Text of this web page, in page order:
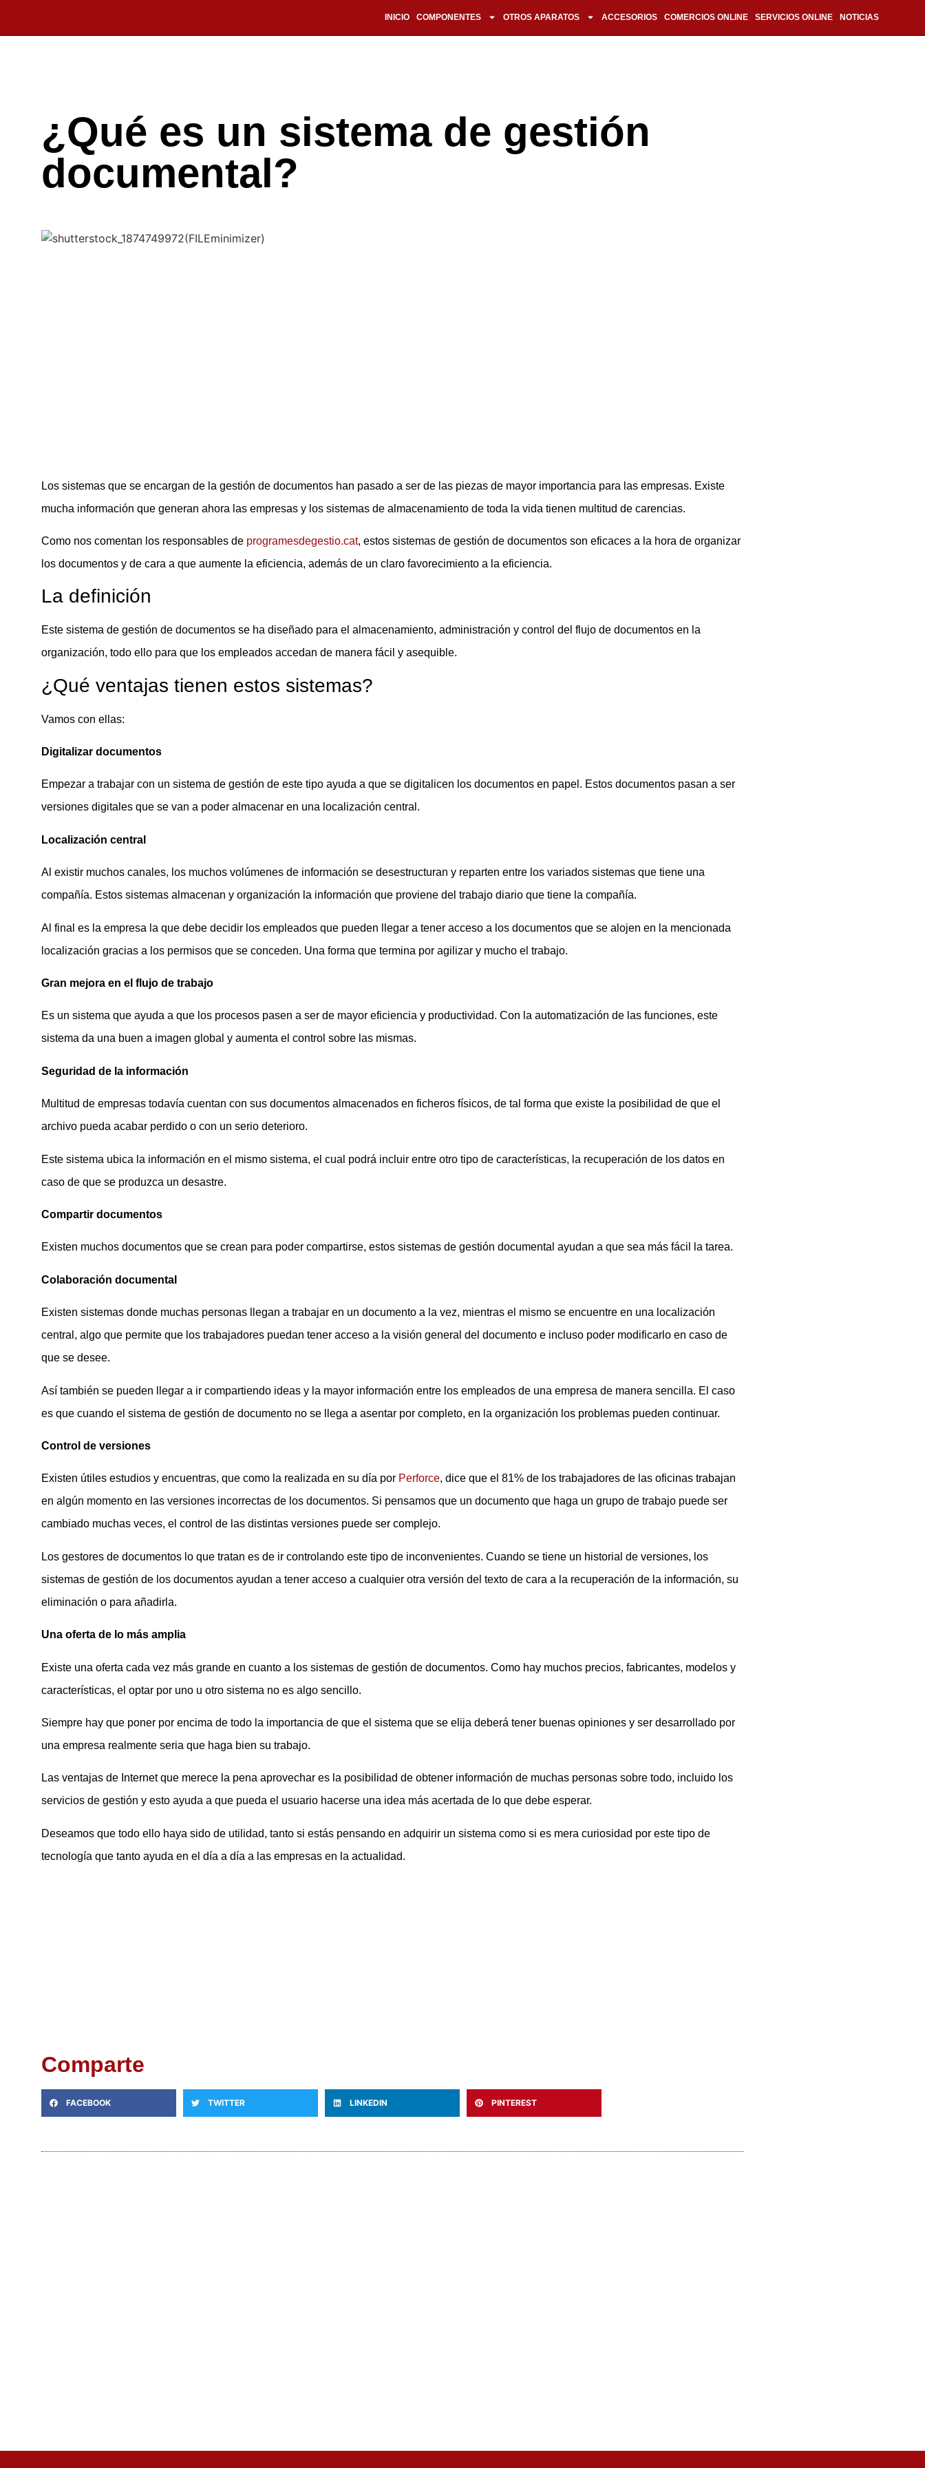
INICIO COMPONENTES OTROS APARATOS ACCESORIOS COMERCIOS ONLINE SERVICIOS ONLINE NOTICIAS
¿Qué es un sistema de gestión
documental?
Los sistemas que se encargan de la gestión de documentos han pasado a ser de las piezas de mayor importancia para las empresas. Existe
mucha información que generan ahora las empresas y los sistemas de almacenamiento de toda la vida tienen multitud de carencias.
Como nos comentan los responsables de programesdegestio.cat, estos sistemas de gestión de documentos son eficaces a la hora de organizar
los documentos y de cara a que aumente la eficiencia, además de un claro favorecimiento a la eficiencia.
La definición
Este sistema de gestión de documentos se ha diseñado para el almacenamiento, administración y control del flujo de documentos en la
organización, todo ello para que los empleados accedan de manera fácil y asequible.
¿Qué ventajas tienen estos sistemas?
Vamos con ellas:
Digitalizar documentos
Empezar a trabajar con un sistema de gestión de este tipo ayuda a que se digitalicen los documentos en papel. Estos documentos pasan a ser
versiones digitales que se van a poder almacenar en una localización central.
Localización central
Al existir muchos canales, los muchos volúmenes de información se desestructuran y reparten entre los variados sistemas que tiene una
compañía. Estos sistemas almacenan y organización la información que proviene del trabajo diario que tiene la compañía.
Al final es la empresa la que debe decidir los empleados que pueden llegar a tener acceso a los documentos que se alojen en la mencionada
localización gracias a los permisos que se conceden. Una forma que termina por agilizar y mucho el trabajo.
Gran mejora en el flujo de trabajo
Es un sistema que ayuda a que los procesos pasen a ser de mayor eficiencia y productividad. Con la automatización de las funciones, este
sistema da una buen a imagen global y aumenta el control sobre las mismas.
Seguridad de la información
Multitud de empresas todavía cuentan con sus documentos almacenados en ficheros físicos, de tal forma que existe la posibilidad de que el
archivo pueda acabar perdido o con un serio deterioro.
Este sistema ubica la información en el mismo sistema, el cual podrá incluir entre otro tipo de características, la recuperación de los datos en
caso de que se produzca un desastre.
Compartir documentos
Existen muchos documentos que se crean para poder compartirse, estos sistemas de gestión documental ayudan a que sea más fácil la tarea.
Colaboración documental
Existen sistemas donde muchas personas llegan a trabajar en un documento a la vez, mientras el mismo se encuentre en una localización
central, algo que permite que los trabajadores puedan tener acceso a la visión general del documento e incluso poder modificarlo en caso de
que se desee.
Así también se pueden llegar a ir compartiendo ideas y la mayor información entre los empleados de una empresa de manera sencilla. El caso
es que cuando el sistema de gestión de documento no se llega a asentar por completo, en la organización los problemas pueden continuar.
Control de versiones
Existen útiles estudios y encuentras, que como la realizada en su día por Perforce, dice que el 81% de los trabajadores de las oficinas trabajan
en algún momento en las versiones incorrectas de los documentos. Si pensamos que un documento que haga un grupo de trabajo puede ser
cambiado muchas veces, el control de las distintas versiones puede ser complejo.
Los gestores de documentos lo que tratan es de ir controlando este tipo de inconvenientes. Cuando se tiene un historial de versiones, los
sistemas de gestión de los documentos ayudan a tener acceso a cualquier otra versión del texto de cara a la recuperación de la información, su
eliminación o para añadirla.
Una oferta de lo más amplia
Existe una oferta cada vez más grande en cuanto a los sistemas de gestión de documentos. Como hay muchos precios, fabricantes, modelos y
características, el optar por uno u otro sistema no es algo sencillo.
Siempre hay que poner por encima de todo la importancia de que el sistema que se elija deberá tener buenas opiniones y ser desarrollado por
una empresa realmente seria que haga bien su trabajo.
Las ventajas de Internet que merece la pena aprovechar es la posibilidad de obtener información de muchas personas sobre todo, incluido los
servicios de gestión y esto ayuda a que pueda el usuario hacerse una idea más acertada de lo que debe esperar.
Deseamos que todo ello haya sido de utilidad, tanto si estás pensando en adquirir un sistema como si es mera curiosidad por este tipo de
tecnología que tanto ayuda en el día a día a las empresas en la actualidad.
Comparte
FACEBOOK TWITTER LINKEDIN PINTEREST